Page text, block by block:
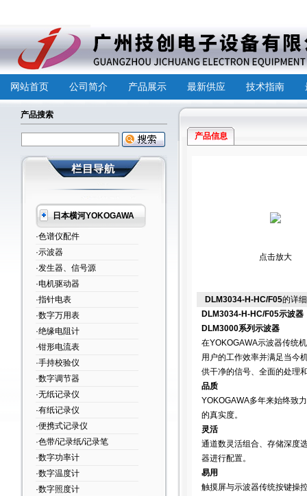
网站首页 公司简介 产品展示 最新供应 技术指南
产品搜索
日本横河YOKOGAWA
·色谱仪配件
·示波器
·发生器、信号源
·电机驱动器
·指针电表
·数字万用表
·绝缘电阻计
·钳形电流表
·手持校验仪
·数字调节器
·无纸记录仪
·有纸记录仪
·便携式记录仪
·色带/记录纸/记录笔
·数字功率计
·数字温度计
·数字照度计
产品信息
点击放大
DLM3034-H-HC/F05的详
DLM3034-H-HC/F05示波器
DLM3000系列示波器
在YOKOGAWA示波器传统
用户的工作效率并满足当今
供干净的信号、全面的处理
品质
YOKOGAWA多年来始终致
的真实度。
灵活
通道数灵活组合、存储深度
器进行配置。
易用
触摸屏与示波器传统按键操